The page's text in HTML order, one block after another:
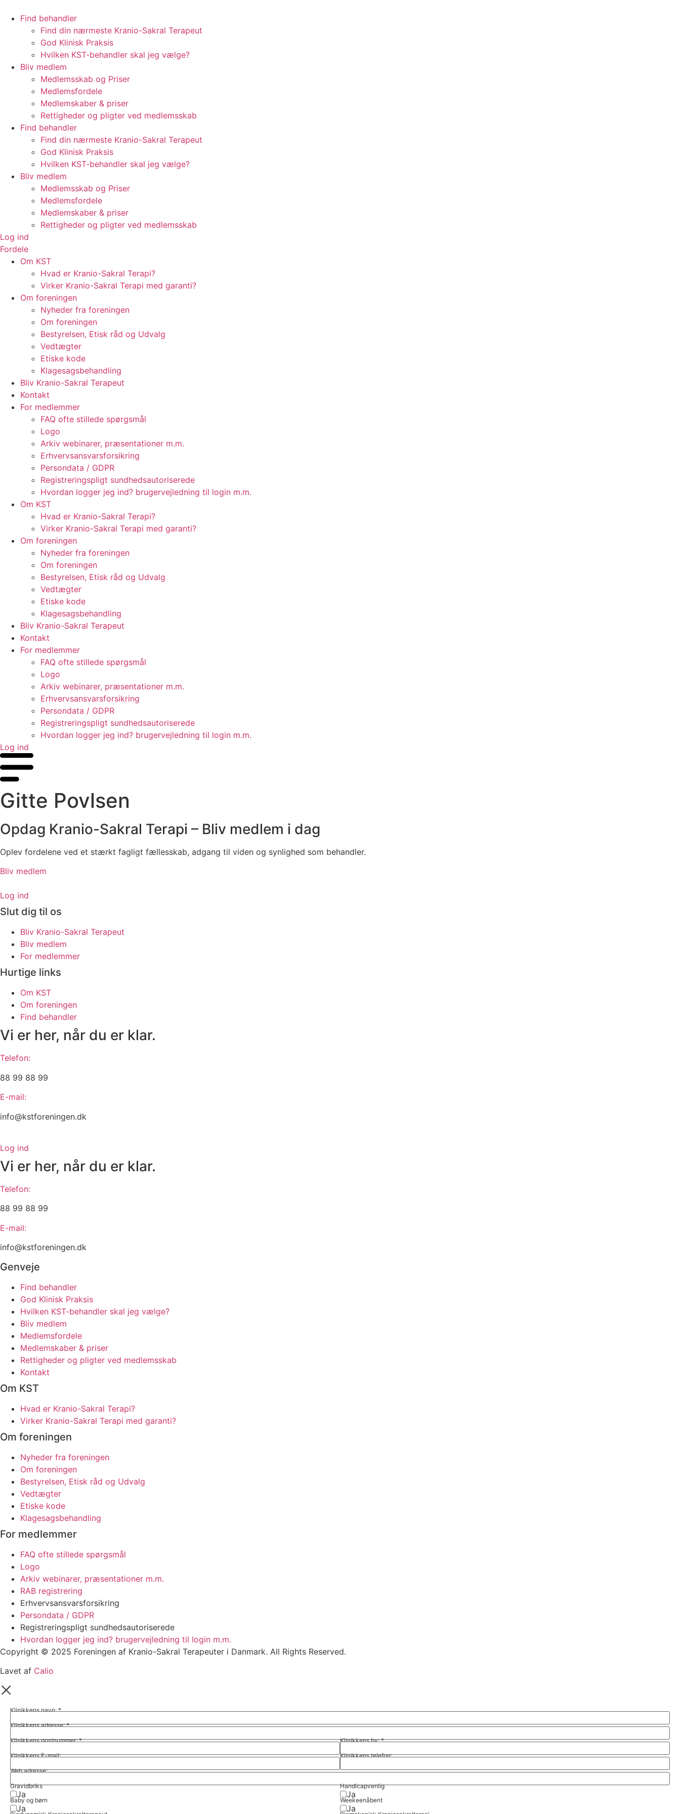
Find behandler
Find din nærmeste Kranio-Sakral Terapeut
God Klinisk Praksis
Hvilken KST-behandler skal jeg vælge?
Bliv medlem
Medlemsskab og Priser
Medlemsfordele
Medlemskaber & priser
Rettigheder og pligter ved medlemsskab
Find behandler
Find din nærmeste Kranio-Sakral Terapeut
God Klinisk Praksis
Hvilken KST-behandler skal jeg vælge?
Bliv medlem
Medlemsskab og Priser
Medlemsfordele
Medlemskaber & priser
Rettigheder og pligter ved medlemsskab
Log ind
Fordele
Om KST
Hvad er Kranio-Sakral Terapi?
Virker Kranio-Sakral Terapi med garanti?
Om foreningen
Nyheder fra foreningen
Om foreningen
Bestyrelsen, Etisk råd og Udvalg
Vedtægter
Etiske kode
Klagesagsbehandling
Bliv Kranio-Sakral Terapeut
Kontakt
For medlemmer
FAQ ofte stillede spørgsmål
Logo
Arkiv webinarer, præsentationer m.m.
Erhvervsansvarsforsikring
Persondata / GDPR
Registreringspligt sundhedsautoriserede
Hvordan logger jeg ind? brugervejledning til login m.m.
Om KST
Hvad er Kranio-Sakral Terapi?
Virker Kranio-Sakral Terapi med garanti?
Om foreningen
Nyheder fra foreningen
Om foreningen
Bestyrelsen, Etisk råd og Udvalg
Vedtægter
Etiske kode
Klagesagsbehandling
Bliv Kranio-Sakral Terapeut
Kontakt
For medlemmer
FAQ ofte stillede spørgsmål
Logo
Arkiv webinarer, præsentationer m.m.
Erhvervsansvarsforsikring
Persondata / GDPR
Registreringspligt sundhedsautoriserede
Hvordan logger jeg ind? brugervejledning til login m.m.
Log ind
Gitte Povlsen
Opdag Kranio-Sakral Terapi – Bliv medlem i dag
Oplev fordelene ved et stærkt fagligt fællesskab, adgang til viden og synlighed som behandler.
Bliv medlem
Log ind
Slut dig til os
Bliv Kranio-Sakral Terapeut
Bliv medlem
For medlemmer
Hurtige links
Om KST
Om foreningen
Find behandler
Vi er her, når du er klar.
Telefon:
88 99 88 99
E-mail:
info@kstforeningen.dk
Log ind
Vi er her, når du er klar.
Telefon:
88 99 88 99
E-mail:
info@kstforeningen.dk
Genveje
Find behandler
God Klinisk Praksis
Hvilken KST-behandler skal jeg vælge?
Bliv medlem
Medlemsfordele
Medlemskaber & priser
Rettigheder og pligter ved medlemsskab
Kontakt
Om KST
Hvad er Kranio-Sakral Terapi?
Virker Kranio-Sakral Terapi med garanti?
Om foreningen
Nyheder fra foreningen
Om foreningen
Bestyrelsen, Etisk råd og Udvalg
Vedtægter
Etiske kode
Klagesagsbehandling
For medlemmer
FAQ ofte stillede spørgsmål
Logo
Arkiv webinarer, præsentationer m.m.
RAB registrering
Erhvervsansvarsforsikring
Persondata / GDPR
Registreringspligt sundhedsautoriserede
Hvordan logger jeg ind? brugervejledning til login m.m.
Copyright © 2025 Foreningen af Kranio-Sakral Terapeuter i Danmark. All Rights Reserved.
Lavet af Calio
Klinikkens navn:*
Klinikkens adresse:*
Klinikkens postnummer:* Klinikkens by:*
Klinikkens E-mail:
Klinikkens telefon:
Web adresse:
Gravidbriks
Ja
Baby og børn
Ja
Handicapvenlig
Ja
Weekeenåbent
Ja